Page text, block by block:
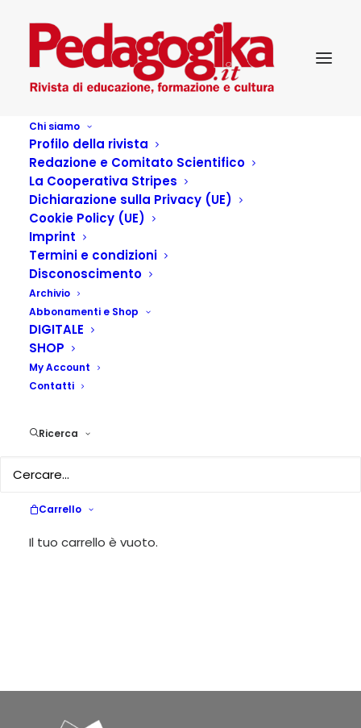
Chi siamo
Profilo della rivista
Redazione e Comitato Scientifico
La Cooperativa Stripes
Dichiarazione sulla Privacy (UE)
Cookie Policy (UE)
Imprint
Termini e condizioni
Disconoscimento
Archivio
Abbonamenti e Shop
DIGITALE
SHOP
My Account
Contatti
Ricerca
Carrello
Il tuo carrello è vuoto.
© Freepik
Home
A proposito delle Indicazioni Nazionali 2025 per il primo ciclo